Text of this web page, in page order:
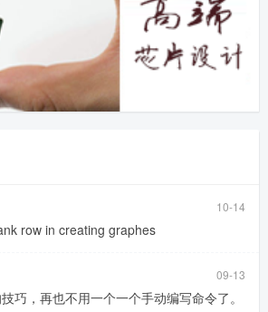
10-14
row in creating graphes
09-13
巧，再也不用一个一个手动编写命令了。